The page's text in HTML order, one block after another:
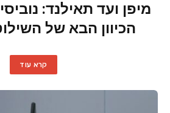
מיפן ועד תאילנד:
הכיוון הבא של
קרא עוד